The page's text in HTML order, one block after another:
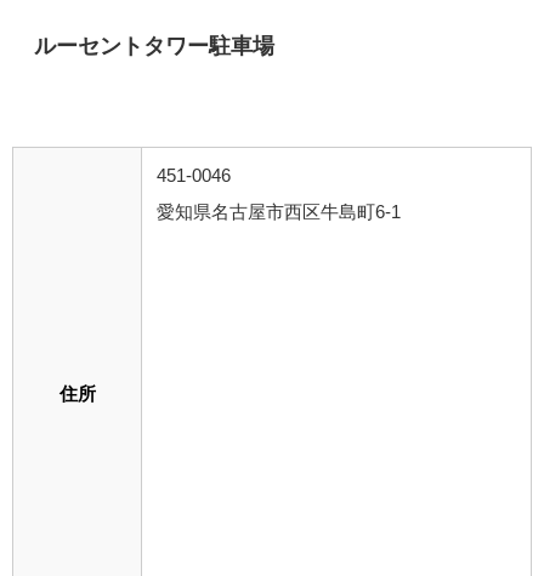
ルーセントタワー駐車場
住所
451-0046
愛知県名古屋市西区牛島町6-1